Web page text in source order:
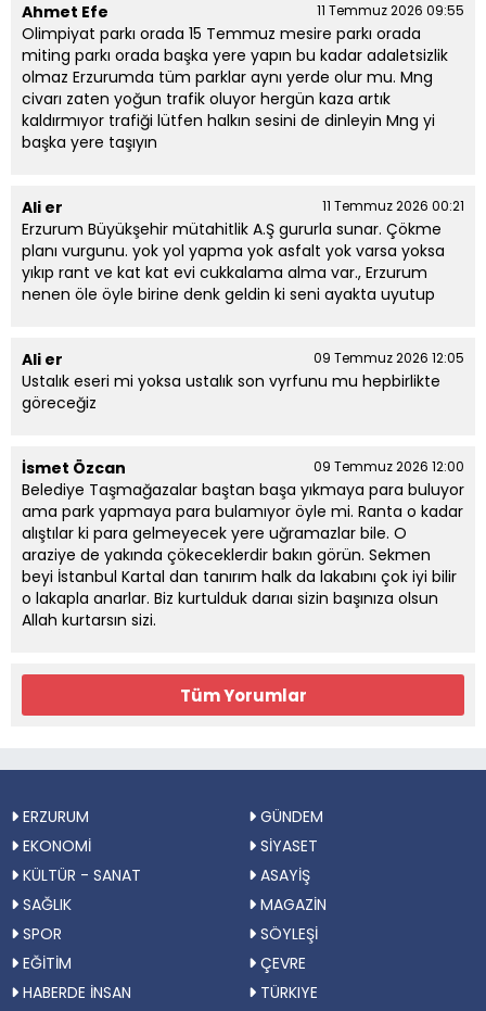
Ahmet Efe 11 Temmuz 2026 09:55
Olimpiyat parkı orada 15 Temmuz mesire parkı orada
miting parkı orada başka yere yapın bu kadar adaletsizlik
olmaz Erzurumda tüm parklar aynı yerde olur mu. Mng
civarı zaten yoğun trafik oluyor hergün kaza artık
kaldırmıyor trafiği lütfen halkın sesini de dinleyin Mng yi
başka yere taşıyın
Ali er 11 Temmuz 2026 00:21
Erzurum Büyükşehir mütahitlik A.Ş gururla sunar. Çökme
planı vurgunu. yok yol yapma yok asfalt yok varsa yoksa
yıkıp rant ve kat kat evi cukkalama alma var., Erzurum
nenen öle öyle birine denk geldin ki seni ayakta uyutup
Ali er 09 Temmuz 2026 12:05
Ustalık eseri mi yoksa ustalık son vyrfunu mu hepbirlikte
göreceğiz
İsmet Özcan 09 Temmuz 2026 12:00
Belediye Taşmağazalar baştan başa yıkmaya para buluyor
ama park yapmaya para bulamıyor öyle mi. Ranta o kadar
alıştılar ki para gelmeyecek yere uğramazlar bile. O
araziye de yakında çökeceklerdir bakın görün. Sekmen
beyi İstanbul Kartal dan tanırım halk da lakabını çok iyi bilir
o lakapla anarlar. Biz kurtulduk darıaı sizin başınıza olsun
Allah kurtarsın sizi.
Tüm Yorumlar
ERZURUM
GÜNDEM
EKONOMİ
SİYASET
KÜLTÜR - SANAT
ASAYİŞ
SAĞLIK
MAGAZİN
SPOR
SÖYLEŞİ
EĞİTİM
ÇEVRE
HABERDE İNSAN
TÜRKIYE